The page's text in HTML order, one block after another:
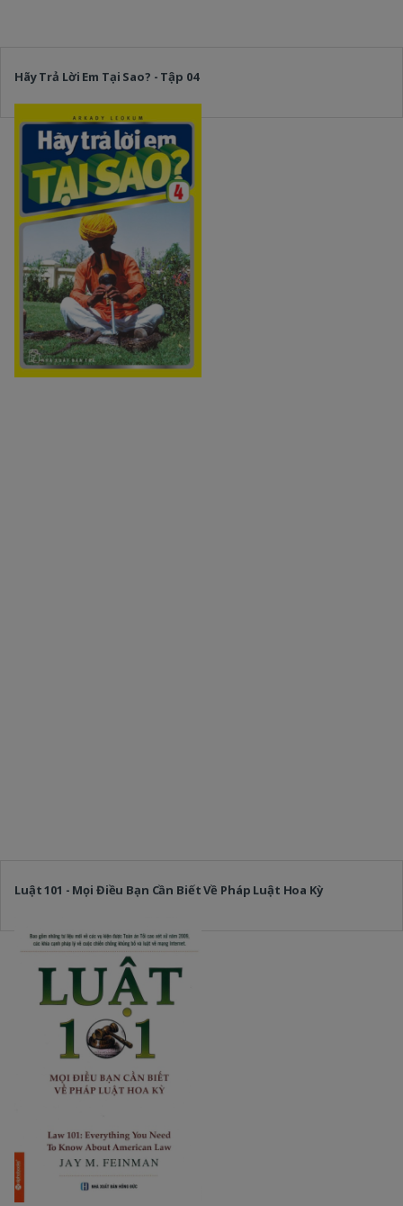
Hãy Trả Lời Em Tại Sao? - Tập 04
Luật 101 - Mọi Điều Bạn Cần Biết Về Pháp Luật Hoa Kỳ